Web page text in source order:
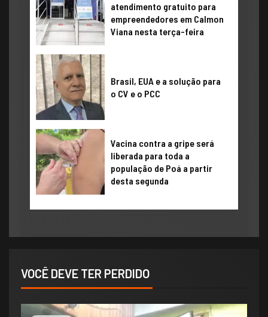
atendimento gratuito para
empreendedores em Calmon
Viana nesta terça-feira
Brasil, EUA e a solução para
o CV e o PCC
Vacina contra a gripe será
liberada para toda a
população de Poá a partir
desta segunda
VOCÊ DEVE TER PERDIDO